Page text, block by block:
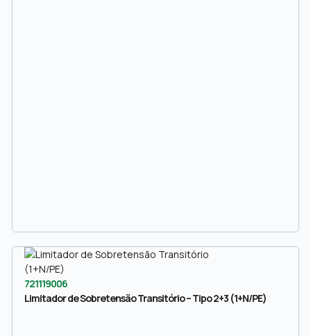
721119006
Limitador de Sobretensão Transitório – Tipo 2+3 (1+N/PE)